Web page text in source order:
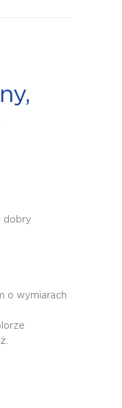
dobry
o wymiarach